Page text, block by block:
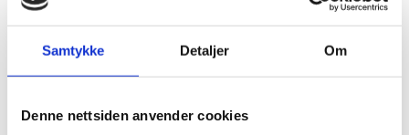
Samtykke Detaljer Om
Denne nettsiden anvender cookies